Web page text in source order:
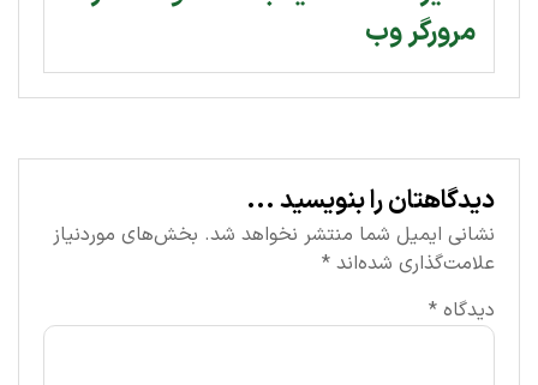
مرورگر وب
دیدگاهتان را بنویسید ...
نشانی ایمیل شما منتشر نخواهد شد. بخش‌های موردنیاز
علامت‌گذاری شده‌اند *
دیدگاه *